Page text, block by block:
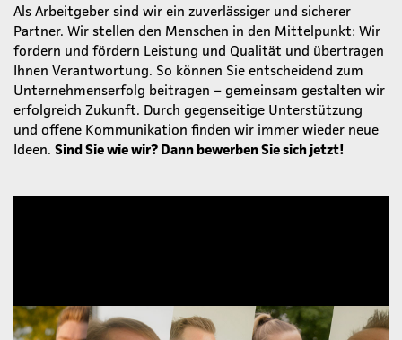
Als Arbeitgeber sind wir ein zuverlässiger und sicherer
Partner. Wir stellen den Menschen in den Mittelpunkt: Wir
fordern und fördern Leistung und Qualität und übertragen
Ihnen Verantwortung. So können Sie entscheidend zum
Unternehmenserfolg beitragen – gemeinsam gestalten wir
erfolgreich Zukunft. Durch gegenseitige Unterstützung
und offene Kommunikation finden wir immer wieder neue
Ideen. Sind Sie wie wir? Dann bewerben Sie sich jetzt!